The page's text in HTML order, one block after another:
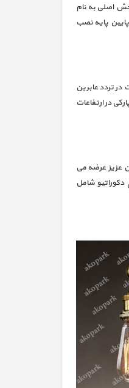
اصلی به نام
پایه نصب
تردد عابرین
در ارتفاعات
عزیز عرضه می
دکوراتیو شامل